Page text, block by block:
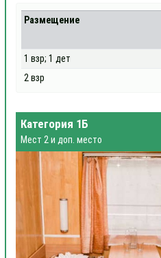
Размещение
1 взр; 1 дет
2 взр
Категория 1Б
Мест 2 и доп. место